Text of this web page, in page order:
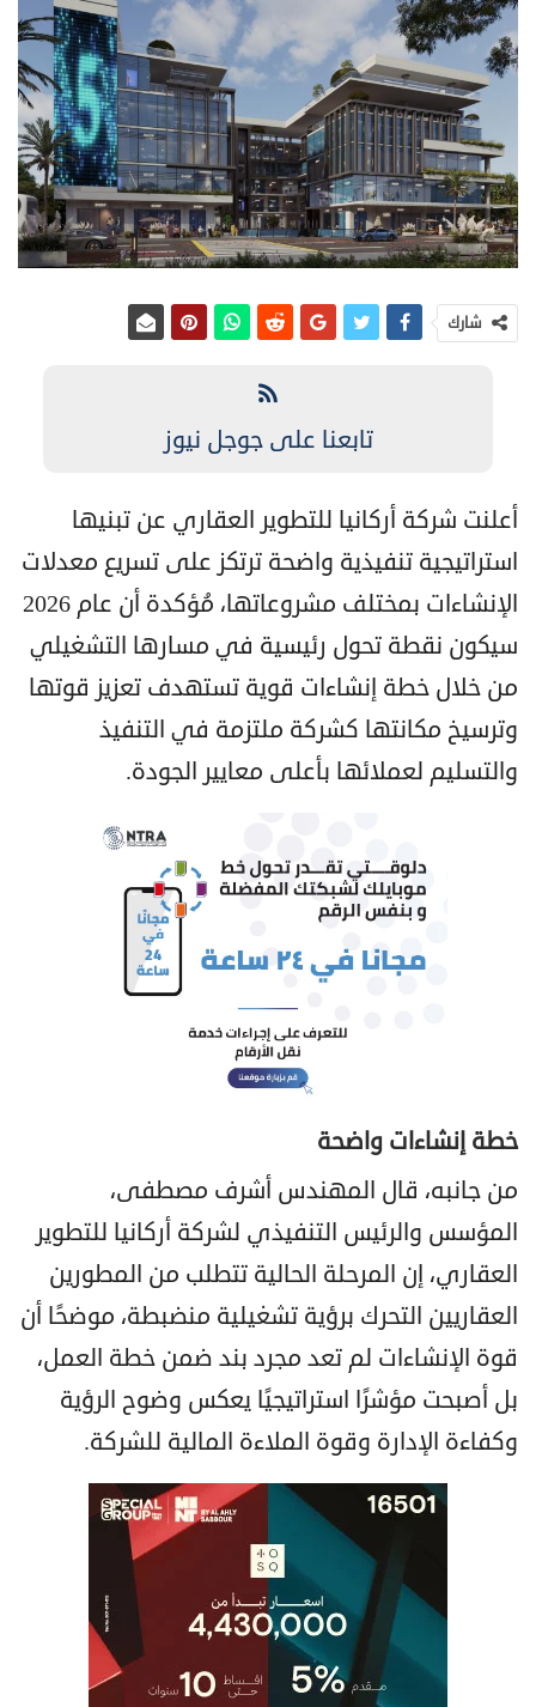
شارك
تابعنا على جوجل نيوز
أعلنت شركة أركانيا للتطوير العقاري عن تبنيها
استراتيجية تنفيذية واضحة ترتكز على تسريع معدلات
الإنشاءات بمختلف مشروعاتها، مُؤكدة أن عام 2026
سيكون نقطة تحول رئيسية في مسارها التشغيلي
من خلال خطة إنشاءات قوية تستهدف تعزيز قوتها
وترسيخ مكانتها كشركة ملتزمة في التنفيذ
والتسليم لعملائها بأعلى معايير الجودة.
خطة إنشاءات واضحة
من جانبه، قال المهندس أشرف مصطفى،
المؤسس والرئيس التنفيذي لشركة أركانيا للتطوير
العقاري، إن المرحلة الحالية تتطلب من المطورين
العقاريين التحرك برؤية تشغيلية منضبطة، موضحًا أن
قوة الإنشاءات لم تعد مجرد بند ضمن خطة العمل،
بل أصبحت مؤشرًا استراتيجيًا يعكس وضوح الرؤية
وكفاءة الإدارة وقوة الملاءة المالية للشركة.